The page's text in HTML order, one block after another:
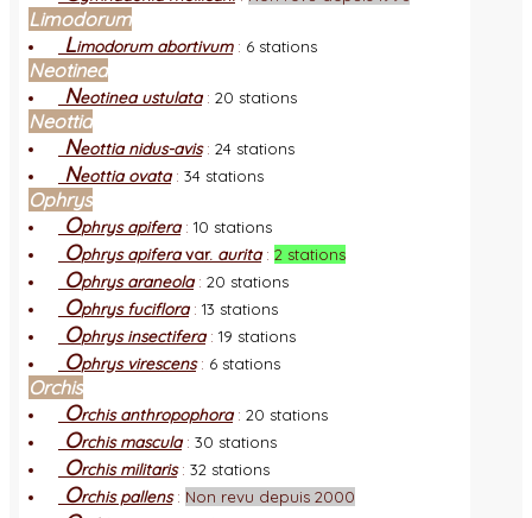
Limodorum
Limodorum abortivum: 6 stations
Neotinea
Neotinea ustulata: 20 stations
Neottia
Neottia nidus-avis: 24 stations
Neottia ovata: 34 stations
Ophrys
Ophrys apifera: 10 stations
Ophrys apiferavar. aurita: 2 stations
Ophrys araneola: 20 stations
Ophrys fuciflora: 13 stations
Ophrys insectifera: 19 stations
Ophrys virescens: 6 stations
Orchis
Orchis anthropophora: 20 stations
Orchis mascula: 30 stations
Orchis militaris: 32 stations
Orchis pallens: Non revu depuis 2000